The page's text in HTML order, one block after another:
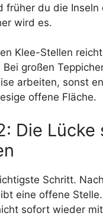
früher du die Inseln
wird es.
Klee-Stellen
großen
arbeiten, sonst
offene Fläche.
Die Lücke
Schritt.
eine offene
sofort wieder